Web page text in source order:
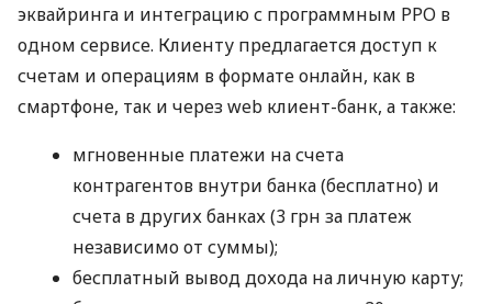
эквайринга и интеграцию с программным РРО в
одном сервисе. Клиенту предлагается доступ к
счетам и операциям в формате онлайн, как в
смартфоне, так и через web клиент-банк, а также:
мгновенные платежи на счета
контрагентов внутри банка (бесплатно) и
счета в других банках (3 грн за платеж
независимо от суммы);
бесплатный вывод дохода на личную карту;